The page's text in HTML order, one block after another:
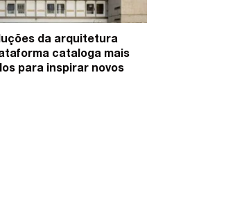
da arquitetura
cataloga mais
para inspirar novos